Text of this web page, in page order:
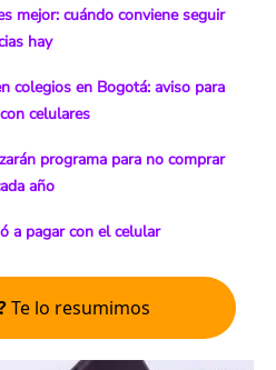
mejor: cuándo conviene seguir
hay
colegios en Bogotá: aviso para
celulares
programa para no comprar
año
a pagar con el celular
Te lo resumimos